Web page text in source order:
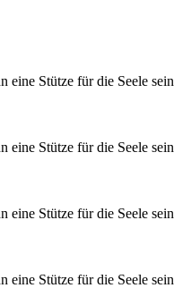
eine Stütze für die Seele sein
eine Stütze für die Seele sein
eine Stütze für die Seele sein
eine Stütze für die Seele sein